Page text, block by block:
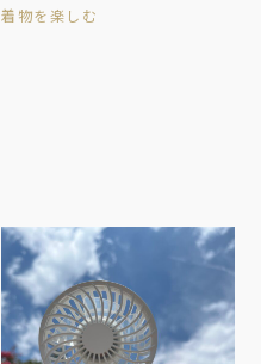
着物を楽しむ